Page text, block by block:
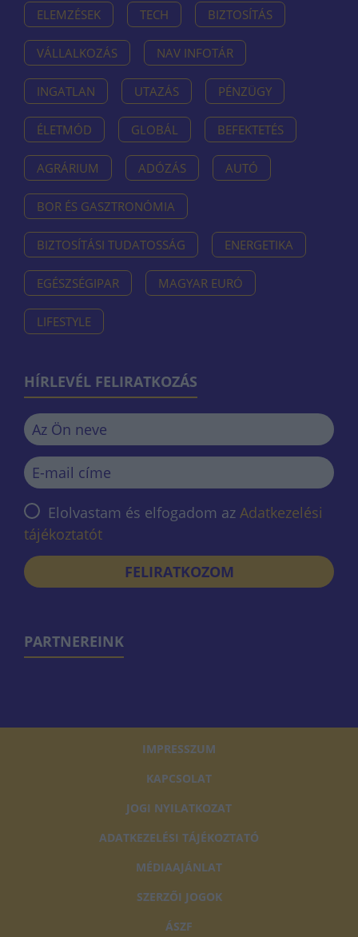
ELEMZÉSEK TECH BIZTOSÍTÁS
VÁLLALKOZÁS NAV INFOTÁR
INGATLAN UTAZÁS PÉNZÜGY
ÉLETMÓD GLOBÁL BEFEKTETÉS
AGRÁRIUM ADÓZÁS AUTÓ
BOR ÉS GASZTRONÓMIA
BIZTOSÍTÁSI TUDATOSSÁG ENERGETIKA
EGÉSZSÉGIPAR MAGYAR EURÓ
LIFESTYLE
HÍRLEVÉL FELIRATKOZÁS
Elolvastam és elfogadom az Adatkezelési
tájékoztatót
FELIRATKOZOM
PARTNEREINK
IMPRESSZUM
KAPCSOLAT
JOGI NYILATKOZAT
ADATKEZELÉSI TÁJÉKOZTATÓ
MÉDIAAJÁNLAT
SZERZŐI JOGOK
ÁSZF